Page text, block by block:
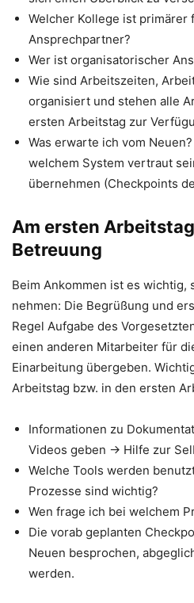
Welcher Kollege ist primärer
Ansprechpartner?
Wer ist organisatorischer
Wie sind Arbeitszeiten,
organisiert und stehen alle
ersten Arbeitstag zur
Was erwarte ich vom
welchem System vertraut
übernehmen (Checkpoints
Am ersten
Betreuung
Beim Ankommen ist es wichtig,
nehmen: Die Begrüßung und
Regel Aufgabe des
einen anderen Mitarbeiter für
Einarbeitung übergeben.
Arbeitstag bzw. in den ersten
Informationen zu
Videos geben -> Hilfe zur
Welche Tools werden
Prozesse sind wichtig?
Wen frage ich bei welchem
Die vorab geplanten
Neuen besprochen,
werden.